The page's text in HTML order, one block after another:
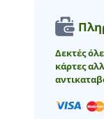
Δεκτές
κάρτες